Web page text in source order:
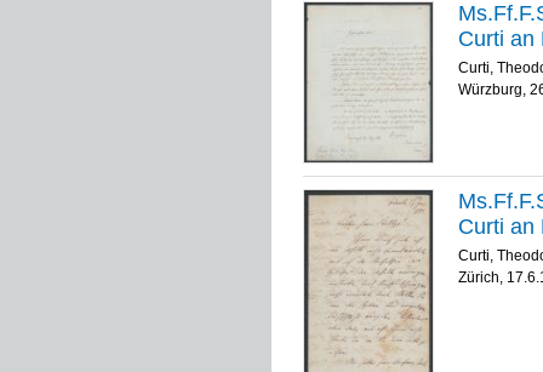
Curti an
Curti,
Würzburg,
Curti an
Curti,
Zürich,